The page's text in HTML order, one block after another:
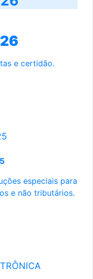
e certidão.
especiais para
e não tributários.